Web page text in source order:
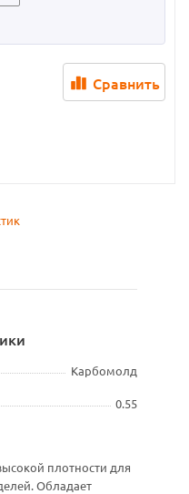
Сравнить
Карбомолд
0.55
плотности для
Обладает